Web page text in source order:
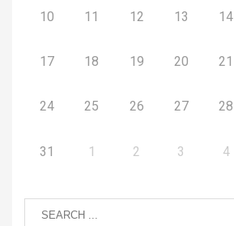
10 11 12 13 14
17 18 19 20 21
24 25 26 27 28
31 1 2 3 4